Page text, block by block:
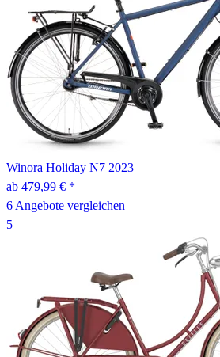
Winora Holiday N7 2023
ab 479,99 € *
6 Angebote vergleichen
5